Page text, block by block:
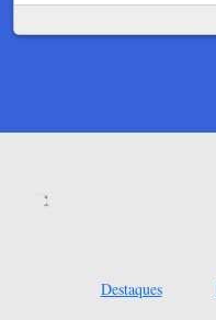
Destaques